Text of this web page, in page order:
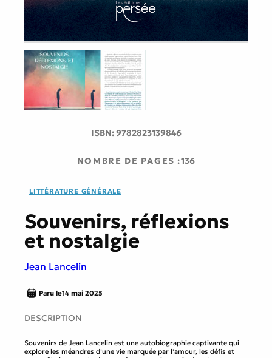
ISBN:9782823139846
NOMBRE DE PAGES :136
LITTÉRATURE GÉNÉRALE
Souvenirs, réflexions
et nostalgie
Jean Lancelin
Paru le14 mai 2025
DESCRIPTION
Souvenirs de Jean Lancelin est une autobiographie captivante qui
explore les méandres d’une vie marquée par l’amour, les défis et